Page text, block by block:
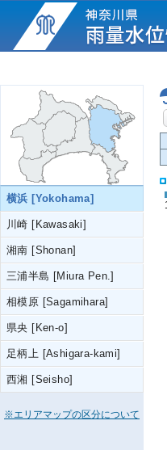
横浜 [Yokohama]
川崎 [Kawasaki]
湘南 [Shonan]
三浦半島 [Miura Pen.]
相模原 [Sagamihara]
県央 [Ken-o]
足柄上 [Ashigara-kami]
西湘 [Seisho]
※エリアマップの区分について